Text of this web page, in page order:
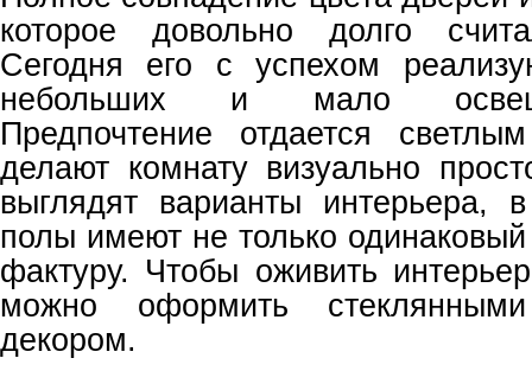
которое довольно долго
Сегодня его с успехом
небольших и мало
Предпочтение отдается
делают комнату визуально
выглядят варианты интерьера,
полы имеют не только
фактуру. Чтобы оживить
можно оформить
декором.